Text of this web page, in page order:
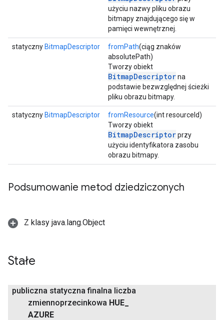
użyciu nazwy pliku obrazu
bitmapy znajdującego się w
pamięci wewnętrznej.
statyczny BitmapDescriptor fromPath(ciąg znaków
absolutePath)
Tworzy obiekt
BitmapDescriptorna
podstawie bezwzględnej ścieżki
pliku obrazu bitmapy.
statyczny BitmapDescriptor fromResource(int resourceId)
Tworzy obiekt
BitmapDescriptorprzy
użyciu identyfikatora zasobu
obrazu bitmapy.
Podsumowanie metod dziedziczonych
Z klasy java.lang.Object
Stałe
publiczna statyczna finalna liczba
zmiennoprzecinkowa HUE
AZURE